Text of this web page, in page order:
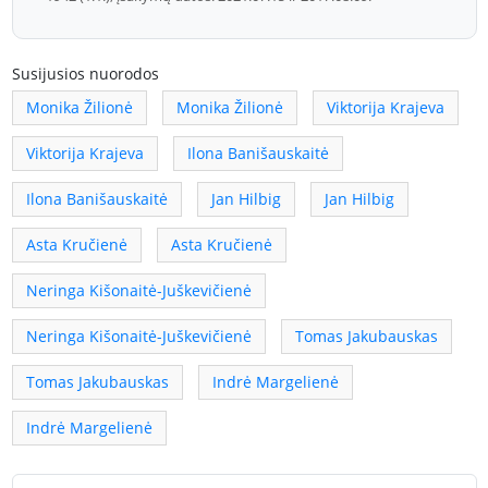
Susijusios nuorodos
Monika Žilionė
Monika Žilionė Viktorija Krajeva
Viktorija Krajeva Ilona Banišauskaitė
Ilona Banišauskaitė Jan Hilbig Jan Hilbig
Asta Kručienė Asta Kručienė
Neringa Kišonaitė-Juškevičienė
Neringa Kišonaitė-Juškevičienė Tomas Jakubauskas
Tomas Jakubauskas Indrė Margelienė
Indrė Margelienė